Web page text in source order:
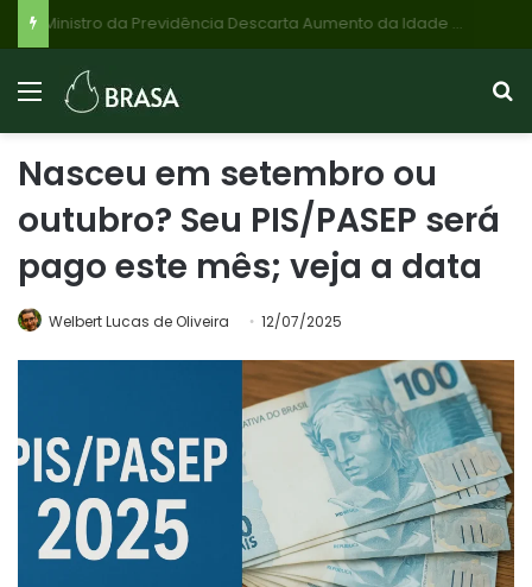
Nasceu em setembro ou
outubro? Seu PIS/PASEP será
pago este mês; veja a data
Welbert Lucas de Oliveira 12/07/2025